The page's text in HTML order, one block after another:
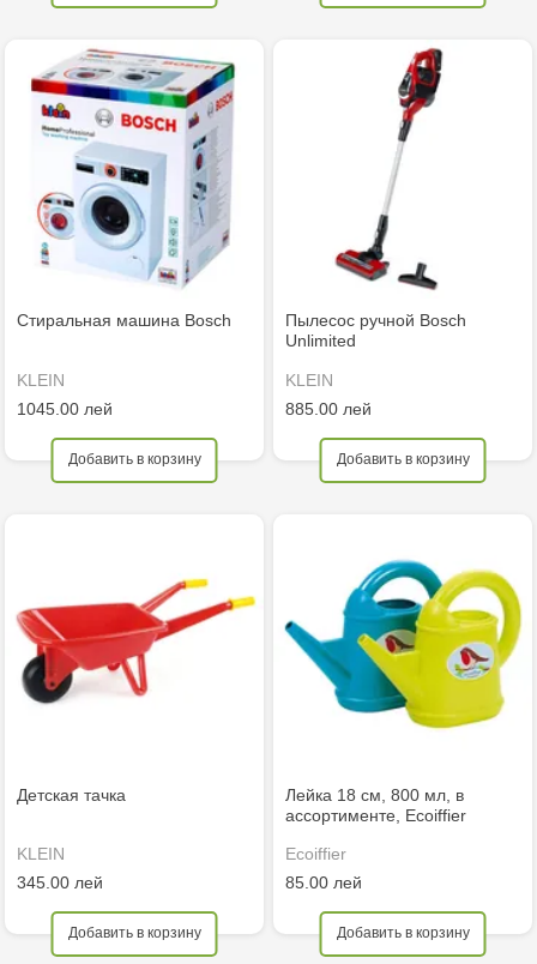
Стиральная машина Bosch
KLEIN
1045.00 лей
Добавить в корзину
Пылесос ручной Bosch
Unlimited
KLEIN
885.00 лей
Добавить в корзину
Детская тачка
KLEIN
345.00 лей
Добавить в корзину
Лейка 18 см, 800 мл, в
ассортименте, Ecoiffier
Ecoiffier
85.00 лей
Добавить в корзину